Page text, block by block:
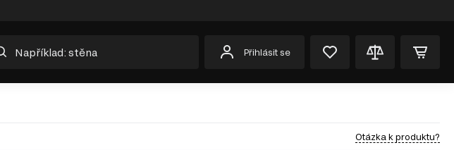
Přihlásit se
Otázka k produktu?